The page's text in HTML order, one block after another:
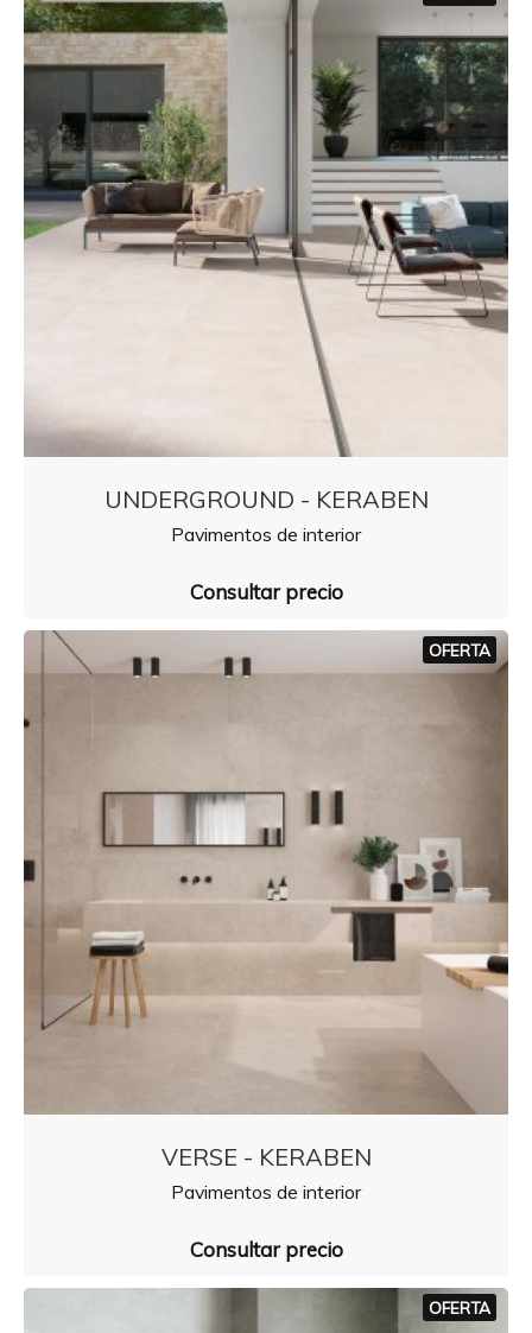
UNDERGROUND - KERABEN
Pavimentos de interior
Consultar precio
OFERTA
VERSE - KERABEN
Pavimentos de interior
Consultar precio
OFERTA